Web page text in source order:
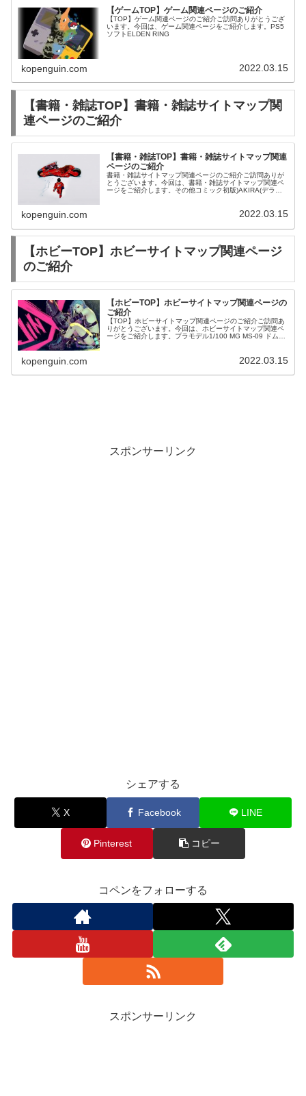
【ゲームTOP】ゲーム関連ページのご紹介
【TOP】ゲーム関連ページのご紹介ご訪問ありがとうござ
います。今回は、ゲーム関連ページをご紹介します。PS5
ソフトELDEN RING
kopenguin.com 2022.03.15
【書籍・雑誌TOP】書籍・雑誌サイトマップ関
連ページのご紹介
【書籍・雑誌TOP】書籍・雑誌サイトマップ関連
ページのご紹介
書籍・雑誌サイトマップ関連ページのご紹介ご訪問ありが
とうございます。今回は、書籍・雑誌サイトマップ関連ペ
ージをご紹介します。その他コミック初版)AKIRA(デラッ
kopenguin.com 2022.03.15
【ホビーTOP】ホビーサイトマップ関連ページ
のご紹介
【ホビーTOP】ホビーサイトマップ関連ページの
ご紹介
【TOP】ホビーサイトマップ関連ページのご紹介ご訪問あ
りがとうございます。今回は、ホビーサイトマップ関連ペ
ージをご紹介します。プラモデル1/100 MG MS-09 ドム
kopenguin.com 2022.03.15
スポンサーリンク
シェアする
X Facebook LINE
Pinterest コピー
コペンをフォローする
スポンサーリンク